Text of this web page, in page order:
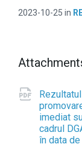
2023-10-25 in
imediat
cadrul
în data